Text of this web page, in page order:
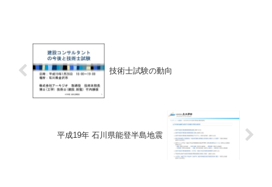
技術士試験の動向
平成19年 石川県能登半島地震